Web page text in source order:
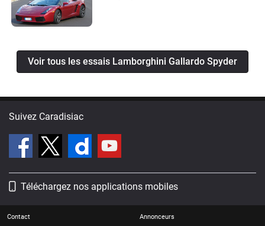
Voir tous les essais Lamborghini Gallardo Spyder
Suivez Caradisiac
Téléchargez nos applications mobiles
Contact Annonceurs